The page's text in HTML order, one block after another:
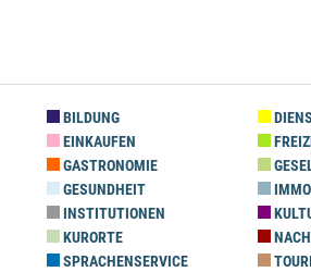
BILDUNG
EINKAUFEN
GASTRONOMIE
GESUNDHEIT
INSTITUTIONEN
KURORTE
SPRACHENSERVICE